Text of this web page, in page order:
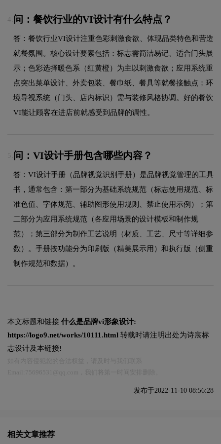
4. 问：餐饮行业的VI设计有什么特点？
答：餐饮行业VI设计注重色彩刺激食欲、体现品类特色和营造
就餐氛围。核心设计要素包括：标志需简洁易记、适合门头展
示；色彩选择暖色系（红黄橙）为主以刺激食欲；应用系统重
点突出菜单设计、外卖包装、餐巾纸、餐具等就餐接触点；环
境导视系统（门头、店内标识）需与装修风格协调。好的餐饮
VI能让顾客在进店前就感受到品牌的调性。
5. 问：VI设计手册包含哪些内容？
答：VI设计手册（品牌视觉识别手册）是品牌视觉管理的工具
书，通常包含：第一部分为基础系统规范（标志使用规范、标
准色值、字体规范、辅助图形使用规则、禁止使用示例）；第
二部分为应用系统规范（各应用场景的设计模板和制作规
范）；第三部分为制作工艺说明（材质、工艺、尺寸等详细参
数）。手册按功能分为印刷版（精美展示用）和执行版（侧重
制作规范和数据）。
本文标题和链接 什么是品牌vi形象设计:
https://logo9.net/works/10111.html 转载时请注明出处为诗宸标
志设计及本链接!
发布于2022-11-10 08:56:28
相关文章推荐